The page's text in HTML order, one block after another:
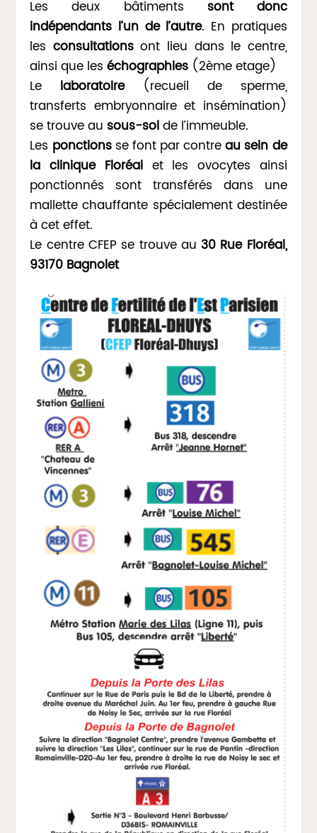
Les deux bâtiments sont donc
indépendants l’un de l’autre. En pratiques
les consultationsont lieu dans le centre,
ainsi que leséchographies (2ème etage)
Le laboratoire(recueil de sperme,
transferts embryonnaire et insémination)
se trouve au sous-solde l’immeuble.
Les ponctionsse font par contreau sein de
la clinique Floréalet les ovocytes ainsi
ponctionnés sont transférés dans une
mallette chauffante spécialement destinée
à cet effet.
Le centre CFEP se trouve au 30 Rue Floréal,
93170 Bagnolet